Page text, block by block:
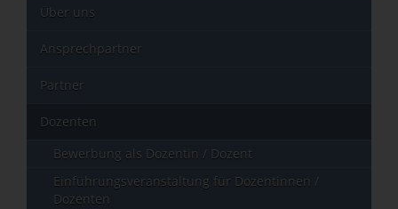
Über uns
Ansprechpartner
Partner
Dozenten
Bewerbung als Dozentin / Dozent
Einführungsveranstaltung für Dozentinnen /
Dozenten